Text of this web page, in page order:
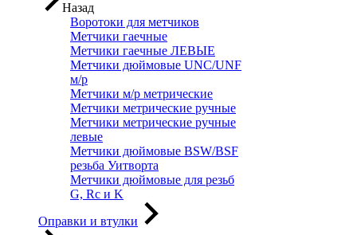
Назад
Воротоки для метчиков
Метчики гаечные
Метчики гаечные ЛЕВЫЕ
Метчики дюймовые UNC/UNF
м/р
Метчики м/р метрические
Метчики метрические ручные
Метчики метрические ручные
левые
Метчики дюймовые BSW/BSF
резьба Уитворта
Метчики дюймовые для резьб
G, Rc и K
Оправки и втулки